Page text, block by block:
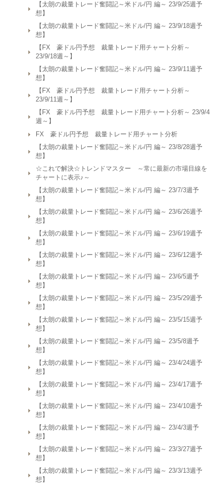
【太朗の裁量トレード奮闘記～米ドル/円 編～ 23/9/25週予
想】
【太朗の裁量トレード奮闘記～米ドル/円 編～ 23/9/18週予
想】
【FX 豪ドル円予想 裁量トレード用チャート分析～
23/9/18週～】
【太朗の裁量トレード奮闘記～米ドル/円 編～ 23/9/11週予
想】
【FX 豪ドル円予想 裁量トレード用チャート分析～
23/9/11週～】
【FX 豪ドル円予想 裁量トレード用チャート分析～ 23/9/4
週～】
FX 豪ドル円予想 裁量トレード用チャート分析
【太朗の裁量トレード奮闘記～米ドル/円 編～ 23/8/28週予
想】
☆これで解決☆トレンドマスター ～常に最新の市場目線を
チャートに表示♪～
【太朗の裁量トレード奮闘記～米ドル/円 編～ 23/7/3週予
想】
【太朗の裁量トレード奮闘記～米ドル/円 編～ 23/6/26週予
想】
【太朗の裁量トレード奮闘記～米ドル/円 編～ 23/6/19週予
想】
【太朗の裁量トレード奮闘記～米ドル/円 編～ 23/6/12週予
想】
【太朗の裁量トレード奮闘記～米ドル/円 編～ 23/6/5週予
想】
【太朗の裁量トレード奮闘記～米ドル/円 編～ 23/5/29週予
想】
【太朗の裁量トレード奮闘記～米ドル/円 編～ 23/5/15週予
想】
【太朗の裁量トレード奮闘記～米ドル/円 編～ 23/5/8週予
想】
【太朗の裁量トレード奮闘記～米ドル/円 編～ 23/4/24週予
想】
【太朗の裁量トレード奮闘記～米ドル/円 編～ 23/4/17週予
想】
【太朗の裁量トレード奮闘記～米ドル/円 編～ 23/4/10週予
想】
【太朗の裁量トレード奮闘記～米ドル/円 編～ 23/4/3週予
想】
【太朗の裁量トレード奮闘記～米ドル/円 編～ 23/3/27週予
想】
【太朗の裁量トレード奮闘記～米ドル/円 編～ 23/3/13週予
想】